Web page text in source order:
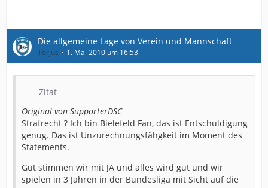
Die allgemeine Lage von Verein und Mannschaft
Torjus 1. Mai 2010 um 16:53
Zitat
Original von SupporterDSC
Strafrecht ? Ich bin Bielefeld Fan, das ist Entschuldigung
genug. Das ist Unzurechnungsfähgkeit im Moment des
Statements.
Gut stimmen wir mit JA und alles wird gut und wir
spielen in 3 Jahren in der Bundesliga mit Sicht auf die